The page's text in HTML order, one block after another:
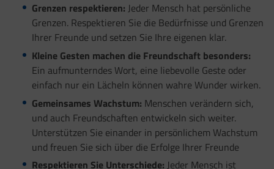
Grenzen respektieren: Jeder Mensch hat persönliche
Grenzen. Respektieren Sie die Bedürfnisse und Grenzen
Ihrer Freunde und setzen Sie Ihre eigenen klar.
Kleine Gesten machen die Freundschaft besonders:
Ein aufmunterndes Wort, eine liebevolle Geste oder
einfach nur ein Lächeln können wahre Wunder wirken.
Gemeinsames Wachstum: Menschen verändern sich,
und auch Freundschaften entwickeln sich weiter.
Unterstützen Sie einander in persönlichem Wachstum
und freuen Sie sich über die Erfolge Ihrer Freunde
Respektieren Sie Unterschiede: Jeder Mensch ist